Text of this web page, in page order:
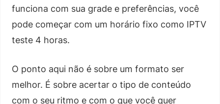
funciona com sua grade e preferências, você
pode começar com um horário fixo como IPTV
teste 4 horas.
O ponto aqui não é sobre um formato ser
melhor. É sobre acertar o tipo de conteúdo
com o seu ritmo e com o que você quer